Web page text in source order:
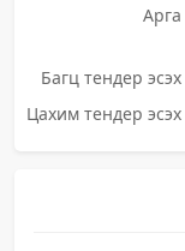
Арга
Багц тендер эсэх
Цахим тендер эсэх